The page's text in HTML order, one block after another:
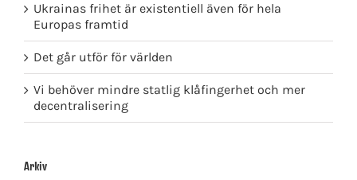
Ukrainas frihet är existentiell även för hela
Europas framtid
Det går utför för världen
Vi behöver mindre statlig klåfingerhet och mer
decentralisering
Arkiv